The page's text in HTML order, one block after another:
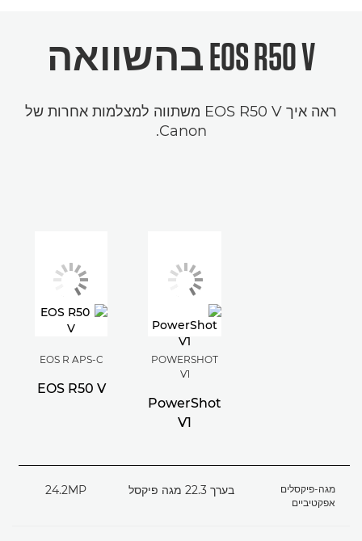
EOS R50 V בהשוואה
ראה איך EOS R50 V משתווה למצלמות אחרות של
Canon.
POWERSHOT
V1
PowerShot
V1
EOS R APS-C
EOS R50 V
מגה-פיקסלים
אפקטיביים
בערך 22.3 מגה פיקסל 24.2MP